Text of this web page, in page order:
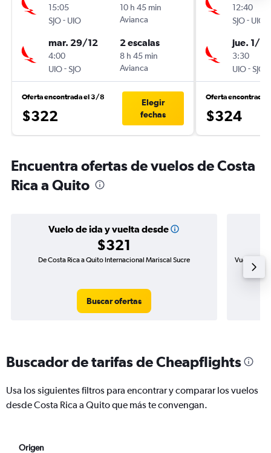
15:05
SJO- UIO
10 h 45 min
Avianca
mar. 29/12
4:00
UIO-SJO
2 escalas
8 h 45 min
Avianca
Oferta encontrada el 3/8
$322
Elegir
fechas
12:40
SJO- UIO
jue. 1/10
3:30
UIO-SJO
Oferta encontrada
$324
Encuentra ofertas de vuelos de Costa
Rica a Quito
Vuelo de ida y vuelta desde
$321
De Costa Rica a Quito Internacional Mariscal Sucre
Buscar ofertas
Vuelo de
Buscador de tarifas de Cheapflights
Usa los siguientes filtros para encontrar y comparar los vuelos
desde Costa Rica a Quito que más te convengan.
Origen